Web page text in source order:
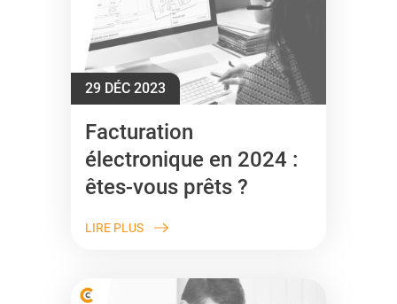
29 DÉC 2023
Facturation
électronique en 2024 :
êtes-vous prêts ?
LIRE PLUS